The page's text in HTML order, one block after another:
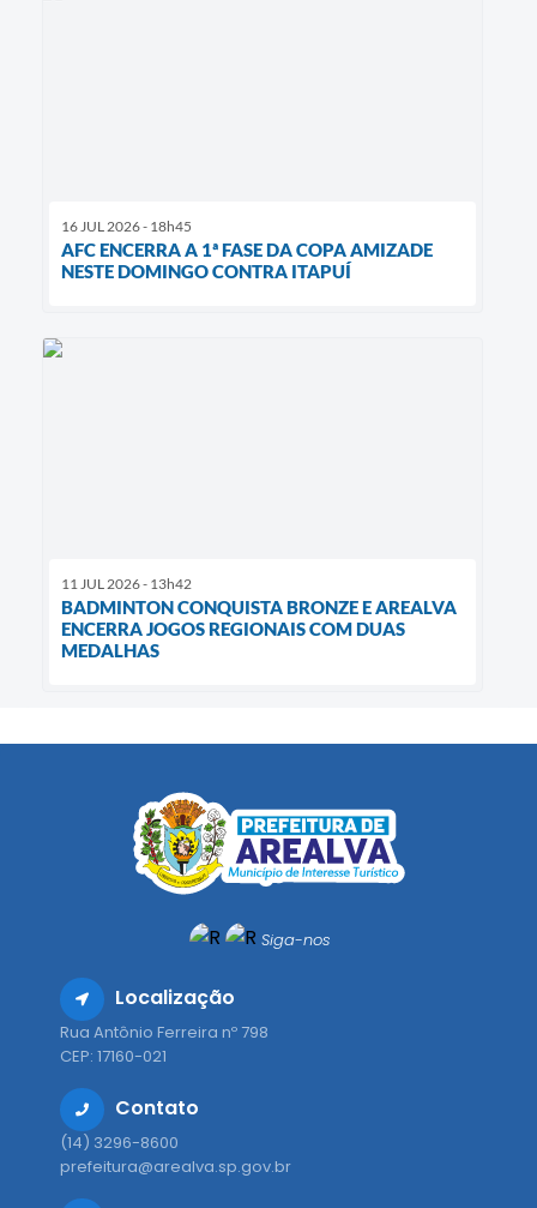
16 JUL 2026 - 18h45
AFC ENCERRA A 1ª FASE DA COPA AMIZADE
NESTE DOMINGO CONTRA ITAPUÍ
11 JUL 2026 - 13h42
BADMINTON CONQUISTA BRONZE E AREALVA
ENCERRA JOGOS REGIONAIS COM DUAS
MEDALHAS
Siga-nos
Localização
Rua Antônio Ferreira nº 798
CEP: 17160-021
Contato
(14) 3296-8600
prefeitura@arealva.sp.gov.br